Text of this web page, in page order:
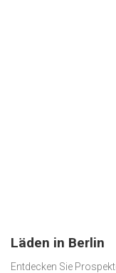
Läden in Berlin
Entdecken Sie